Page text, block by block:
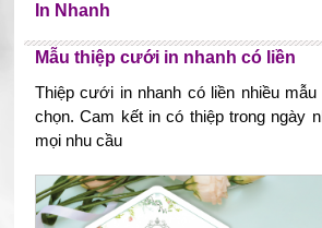
Mẫu thiệp cưới in nhanh có liền
Thiệp cưới in nhanh có liền nhiều
chọn. Cam kết in có thiệp trong ngày
mọi nhu cầu
In Nhanh